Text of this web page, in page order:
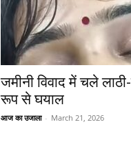
जमीनी विवाद में चले
रूप से घयाल
आज का उजाला - March 21, 2026